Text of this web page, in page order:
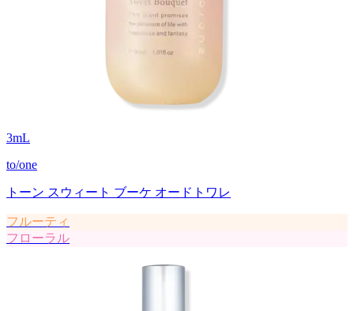
3mL
to/one
トーン スウィート ブーケ オードトワレ
フルーティ
フローラル